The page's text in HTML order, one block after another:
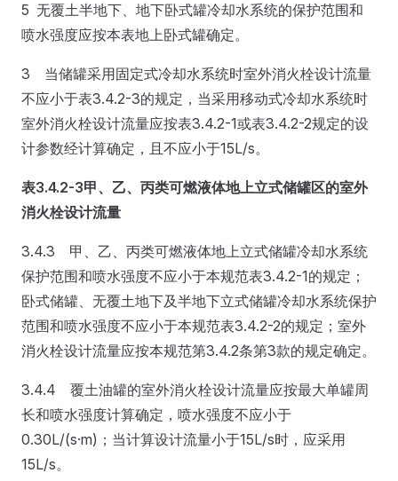
5 无覆土半地下、地下卧式罐冷却水系统的保护范围和
喷水强度应按本表地上卧式罐确定。
3 当储罐采用固定式冷却水系统时室外消火栓设计流量
不应小于表3.4.2-3的规定，当采用移动式冷却水系统时
室外消火栓设计流量应按表3.4.2-1或表3.4.2-2规定的设
计参数经计算确定，且不应小于15L/s。
表3.4.2-3甲、乙、丙类可燃液体地上立式储罐区的室外
消火栓设计流量
3.4.3 甲、乙、丙类可燃液体地上立式储罐冷却水系统
保护范围和喷水强度不应小于本规范表3.4.2-1的规定；
卧式储罐、无覆土地下及半地下立式储罐冷却水系统保护
范围和喷水强度不应小于本规范表3.4.2-2的规定；室外
消火栓设计流量应按本规范第3.4.2条第3款的规定确定。
3.4.4 覆土油罐的室外消火栓设计流量应按最大单罐周
长和喷水强度计算确定，喷水强度不应小于
0.30L/(s·m)；当计算设计流量小于15L/s时，应采用
15L/s。